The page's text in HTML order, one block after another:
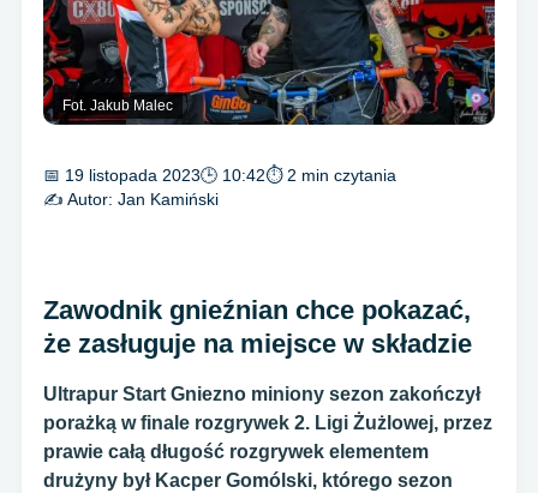
Fot. Jakub Malec
📅 19 listopada 2023🕒 10:42⏱ 2 min czytania
✍️ Autor: Jan Kamiński
Zawodnik gnieźnian chce pokazać,
że zasługuje na miejsce w składzie
Ultrapur Start Gniezno miniony sezon zakończył
porażką w finale rozgrywek 2. Ligi Żużlowej, przez
prawie całą długość rozgrywek elementem
drużyny był Kacper Gomólski, którego sezon